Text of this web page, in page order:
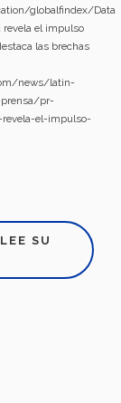
globalfindex/Data
revela el impulso
las brechas
news/latin-
pr-
el-impulso-
SU